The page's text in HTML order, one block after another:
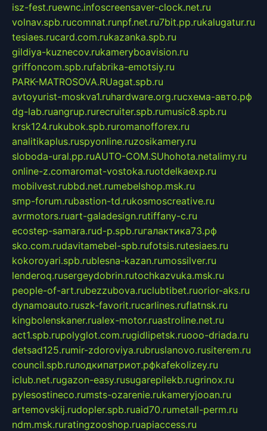
isz-fest.ruewnc.infoscreensaver-clock.net.ru
volnav.spb.rucomnat.runpf.net.ru7bit.pp.rukalugatur.ru
tesiaes.rucard.com.rukazanka.spb.ru
gildiya-kuznecov.rukameryboavision.ru
griffoncom.spb.rufabrika-emotsiy.ru
PARK-MATROSOVA.RUagat.spb.ru
avtoyurist-moskva1.ruhardware.org.ruсхема-авто.рф
dg-lab.ruangrup.rurecruiter.spb.rumusic8.spb.ru
krsk124.rukubok.spb.ruromanofforex.ru
analitikaplus.ruspyonline.ruzosikamery.ru
sloboda-ural.pp.ruAUTO-COM.SUhohota.netalimy.ru
online-z.comaromat-vostoka.ruotdelkaexp.ru
mobilvest.rubbd.net.rumebelshop.msk.ru
smp-forum.rubastion-td.rukosmoscreative.ru
avrmotors.ruart-galadesign.rutiffany-c.ru
ecostep-samara.rud-p.spb.ruгалактика73.рф
sko.com.rudavitamebel-spb.rufotsis.rutesiaes.ru
kokoroyari.spb.rublesna-kazan.rumossilver.ru
lenderoq.rusergeydobrin.rutochkazvuka.msk.ru
people-of-art.rubezzubova.ruclubtibet.ruorior-aks.ru
dynamoauto.ruszk-favorit.rucarlines.ruflatnsk.ru
kingbolenskaner.rualex-motor.ruastroline.net.ru
act1.spb.rupolyglot.com.rugidlipetsk.ruooo-driada.ru
detsad125.rumir-zdoroviya.rubruslanovo.rusiterem.ru
council.spb.ruлодкипатриот.рфkafekolizey.ru
iclub.net.rugazon-easy.rusugarepilekb.rugrinox.ru
pylesostineco.rumsts-ozarenie.rukameryjooan.ru
artemovskij.rudopler.spb.ruaid70.rumetall-perm.ru
ndm.msk.ruratingzooshop.ruapiaccess.ru